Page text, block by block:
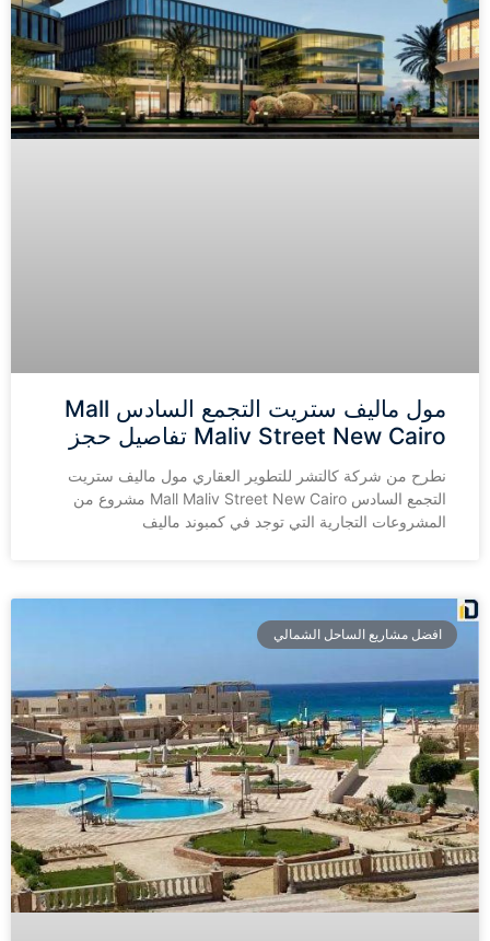
مول ماليف ستريت التجمع السادس Mall
Maliv Street New Cairo تفاصيل حجز
نطرح من شركة كالتشر للتطوير العقاري مول ماليف ستريت
التجمع السادس Mall Maliv Street New Cairo مشروع من
المشروعات التجارية التي توجد في كمبوند ماليف
افضل مشاريع الساحل الشمالي